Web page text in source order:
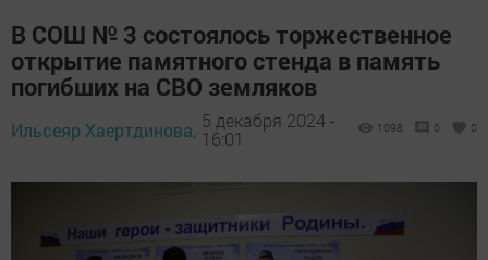
В СОШ № 3 состоялось торжественное
открытие памятного стенда в память
погибших на СВО земляков
Ильсеяр Хаертдинова, 5 декабря 2024 -
16:01
1098 0 0